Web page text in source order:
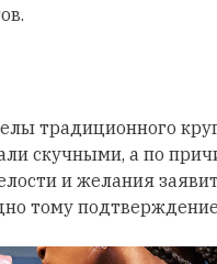
традиционного
скучными, а по
и желания
тому